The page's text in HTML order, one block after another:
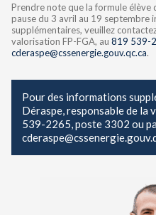
Prendre note que la formule élève
pause du 3 avril au 19 septembre
supplémentaires, veuillez
valorisation FP-FGA, au 819 539-
cderaspe@cssenergie.gouv.qc.ca.
Pour des informations
Déraspe, responsable de la
539-2265, poste 3302 ou